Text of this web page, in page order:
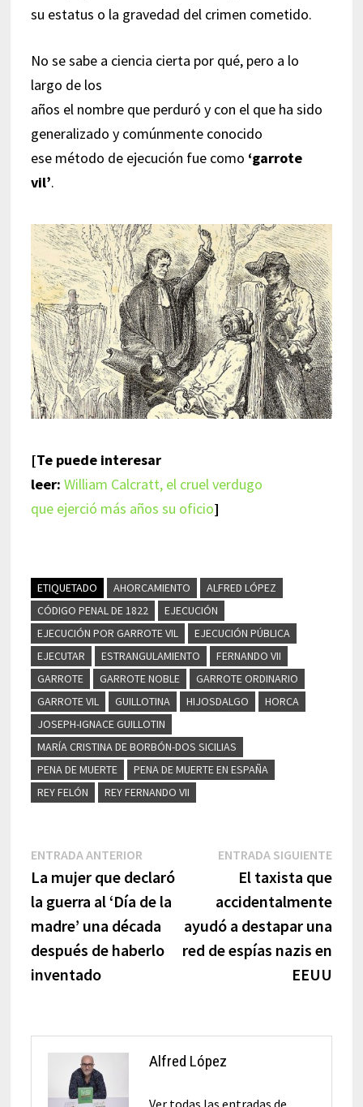
su estatus o la gravedad del crimen cometido.
No se sabe a ciencia cierta por qué, pero a lo
largo de los
años el nombre que perduró y con el que ha sido
generalizado y comúnmente conocido
ese método de ejecución fue como ‘garrote
vil’.
[Te puede interesar
leer: William Calcratt, el cruel verdugo
que ejerció más años su oficio]
ETIQUETADO AHORCAMIENTO
ALFRED LÓPEZ
CÓDIGO PENAL DE 1822
EJECUCIÓN
EJECUCIÓN POR GARROTE VIL
EJECUCIÓN PÚBLICA
EJECUTAR
ESTRANGULAMIENTO
FERNANDO VII
GARROTE
GARROTE NOBLE
GARROTE ORDINARIO
GARROTE VIL
GUILLOTINA HIJOSDALGO
HORCA
JOSEPH-IGNACE GUILLOTIN
MARÍA CRISTINA DE BORBÓN-DOS SICILIAS
PENA DE MUERTE
PENA DE MUERTE EN ESPAÑA
REY FELÓN
REY FERNANDO VII
Navegación
de
entradas
ENTRADA ANTERIOREntrada
anterior:
La mujer que declaró
la guerra al ‘Día de la
madre’ una década
después de haberlo
inventado
ENTRADA SIGUIENTE
El taxista que
accidentalmente
ayudó a destapar una
red de espías nazis en
EEUU
Alfred López
Ver todas las entradas de